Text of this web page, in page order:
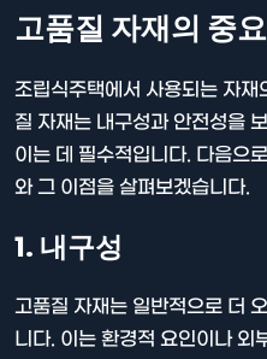
고품질 자재의 중
조립식주택에서 사용되는 자
질 자재는 내구성과 안전성을
이는 데 필수적입니다. 다음으
와 그 이점을 살펴보겠습니다.
1. 내구성
고품질 자재는 일반적으로 더
니다. 이는 환경적 요인이나 외